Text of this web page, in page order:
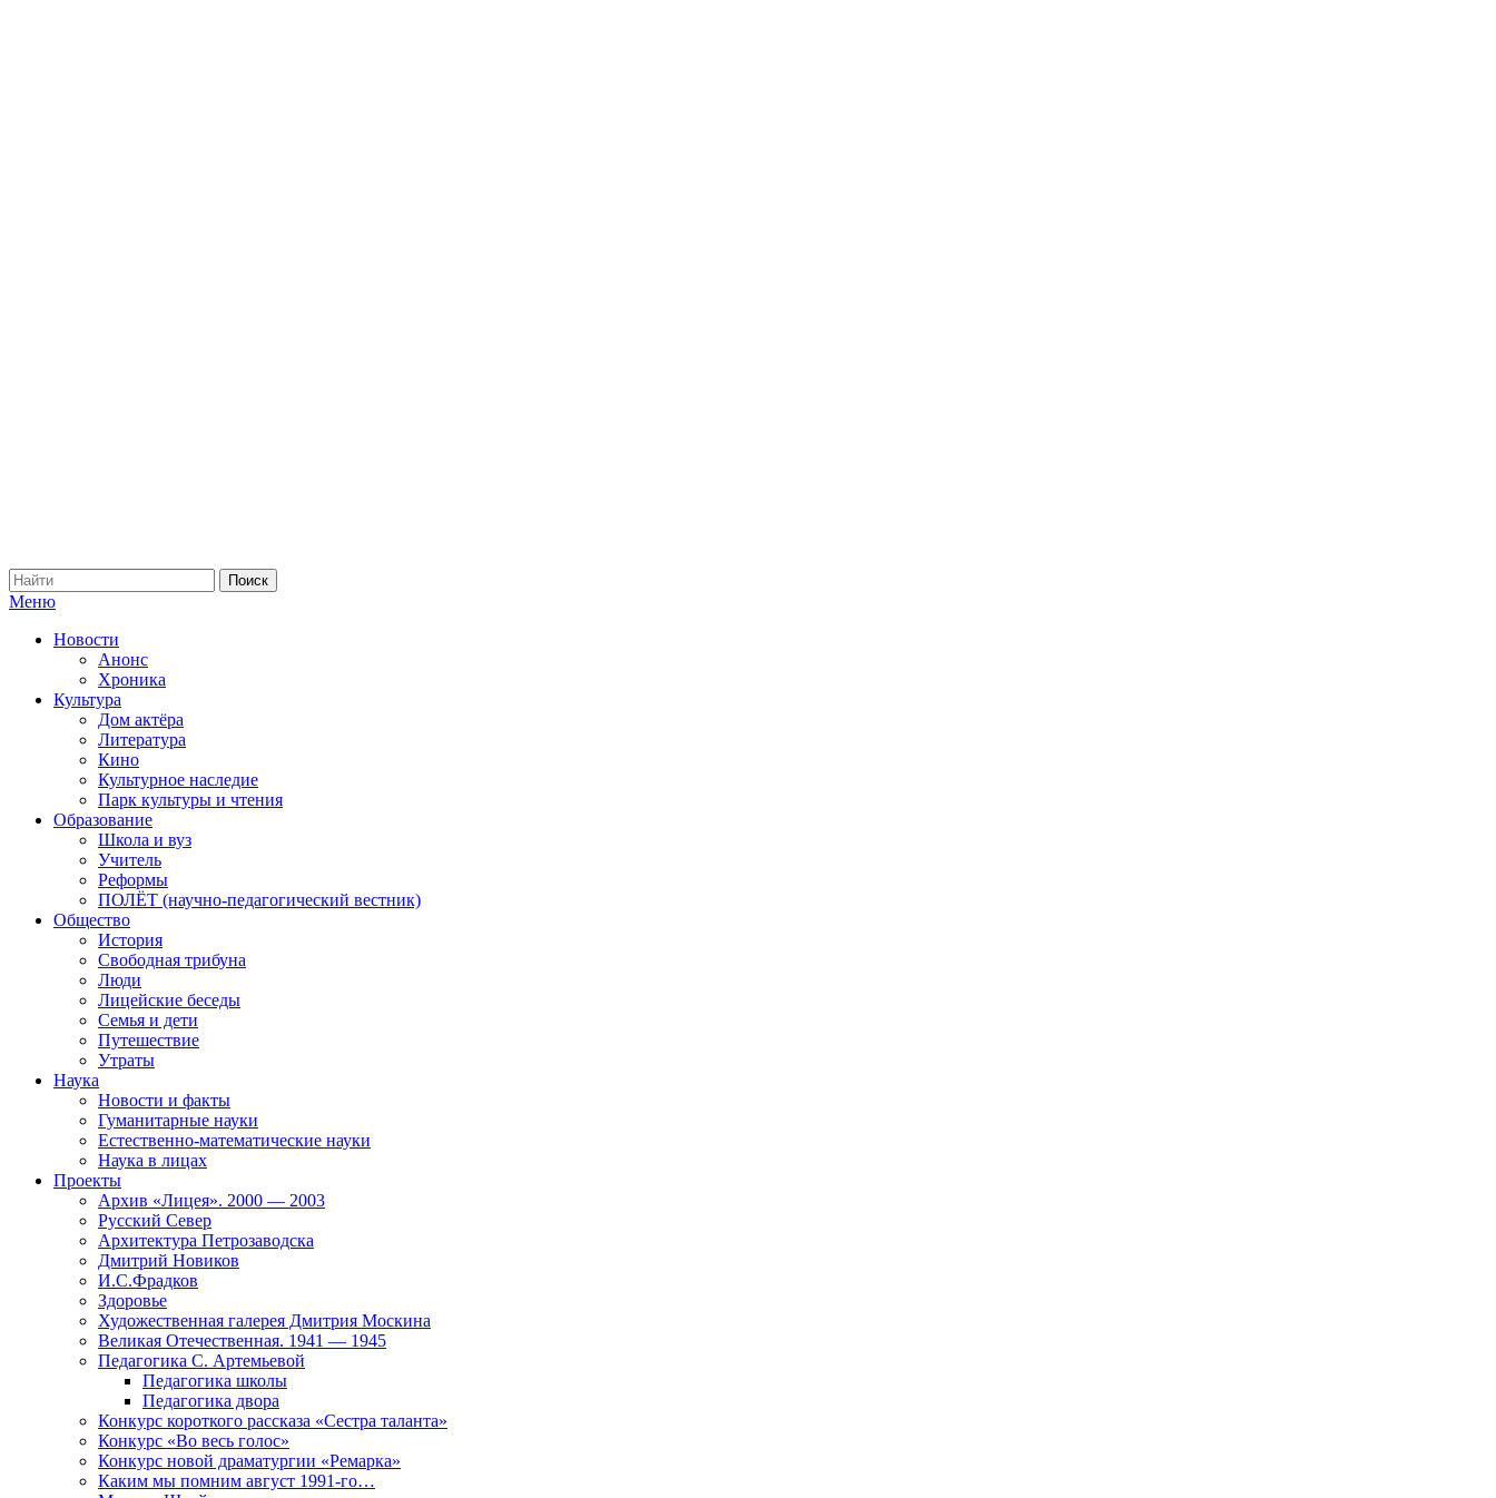
Меню
Новости
Анонс
Хроника
Культура
Дом актёра
Литература
Кино
Культурное наследие
Парк культуры и чтения
Образование
Школа и вуз
Учитель
Реформы
ПОЛЁТ (научно-педагогический вестник)
Общество
История
Свободная трибуна
Люди
Лицейские беседы
Семья и дети
Путешествие
Утраты
Наука
Новости и факты
Гуманитарные науки
Естественно-математические науки
Наука в лицах
Проекты
Архив «Лицея». 2000 — 2003
Русский Север
Архитектура Петрозаводска
Дмитрий Новиков
И.С.Фрадков
Здоровье
Художественная галерея Дмитрия Москина
Великая Отечественная. 1941 — 1945
Педагогика С. Артемьевой
Педагогика школы
Педагогика двора
Конкурс короткого рассказа «Сестра таланта»
Конкурс «Во весь голос»
Конкурс новой драматургии «Ремарка»
Каким мы помним август 1991-го…